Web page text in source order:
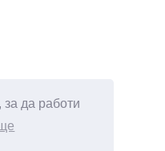
за да работи